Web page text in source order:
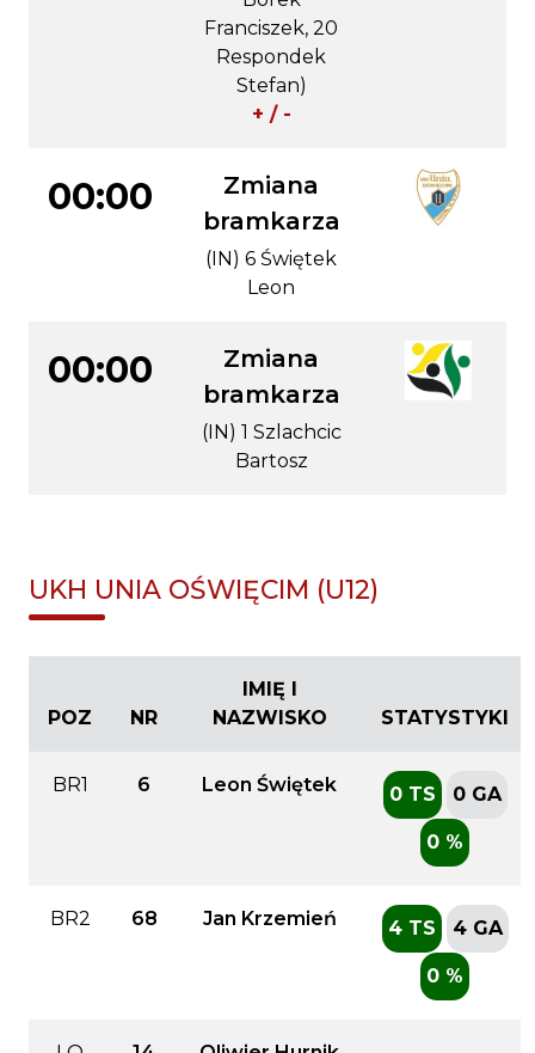
Franciszek, 20
Respondek
Stefan)
+ / -
00:00
Zmiana
bramkarza
(IN) 6 Świętek
Leon
00:00
Zmiana
bramkarza
(IN) 1 Szlachcic
Bartosz
UKH UNIA OŚWIĘCIM (U12)
POZ NR
IMIĘ I
NAZWISKO
STATYSTYKI
BR1 6 Leon Świętek 0 TS 0 GA
0 %
BR2 68 Jan Krzemień 4 TS 4 GA
0 %